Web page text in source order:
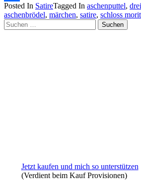
Teilen
Posted In SatireTagged In aschenputtel,
aschenbrödel, märchen, satire, schloss
Suchen
nach:
Jetzt kaufen und mich so unterstützen
(Verdient beim Kauf Provisionen)